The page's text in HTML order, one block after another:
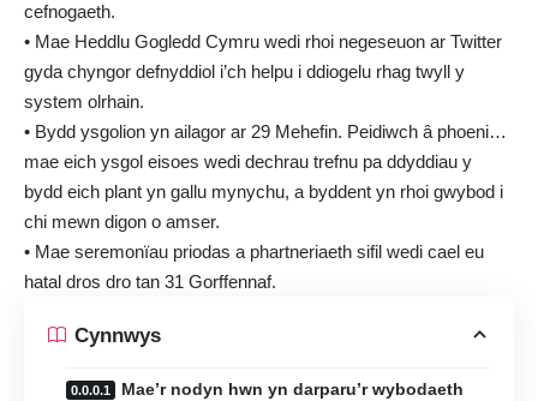
cefnogaeth.
• Mae Heddlu Gogledd Cymru wedi rhoi negeseuon ar Twitter
gyda chyngor defnyddiol i’ch helpu i ddiogelu rhag twyll y
system olrhain.
• Bydd ysgolion yn ailagor ar 29 Mehefin. Peidiwch â phoeni…
mae eich ysgol eisoes wedi dechrau trefnu pa ddyddiau y
bydd eich plant yn gallu mynychu, a byddent yn rhoi gwybod i
chi mewn digon o amser.
• Mae seremonïau priodas a phartneriaeth sifil wedi cael eu
hatal dros dro tan 31 Gorffennaf.
Cynnwys
Mae’r nodyn hwn yn darparu’r wybodaeth